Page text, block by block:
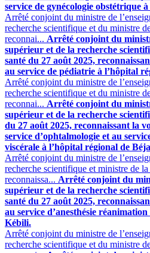
service de gynécologie obstétrique
Arrêté conjoint du ministre de
recherche scientifique et du ministre
reconnai... Arrêté conjoint du
supérieur et de la recherche
santé du 27 août 2025,
au service de pédiatrie à l’hôpital
Arrêté conjoint du ministre de
recherche scientifique et du ministre
reconnai... Arrêté conjoint du
supérieur et de la recherche
du 27 août 2025, reconnaissant la
service d’ophtalmologie et au
viscérale à l’hôpital régional de
Arrêté conjoint du ministre de
recherche scientifique et ministre de
reconnaissa... Arrêté conjoint du
supérieur et de la recherche
santé du 27 août 2025,
au service d’anesthésie
Kébili.
Arrêté conjoint du ministre de
recherche scientifique et du ministre